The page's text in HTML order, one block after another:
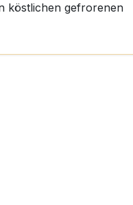
köstlichen gefrorenen